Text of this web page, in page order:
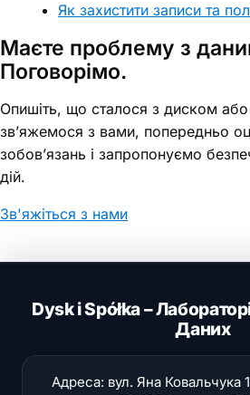
Як захистити записи та
Маєте проблему з
Поговорімо.
Опишіть, що сталося з диском
зв’яжемося з вами, попередньо
зобов’язань і запропонуємо
дій.
Зв'яжіться з нами
Dysk i Spółka –
Даних
Адреса: вул. Яна Ковальчука